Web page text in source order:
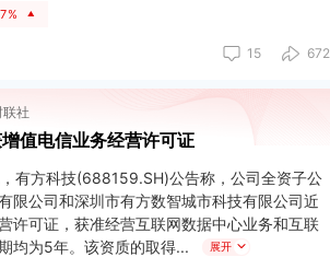
▲
15 672
社
值电信业务经营许可证
，有方科技(688159.SH)公告称，公司全资子公
限公司和深圳市有方数智城市科技有限公司近
许可证，获准经营互联网数据中心业务和互联
均为5年。该资质的取得
展开